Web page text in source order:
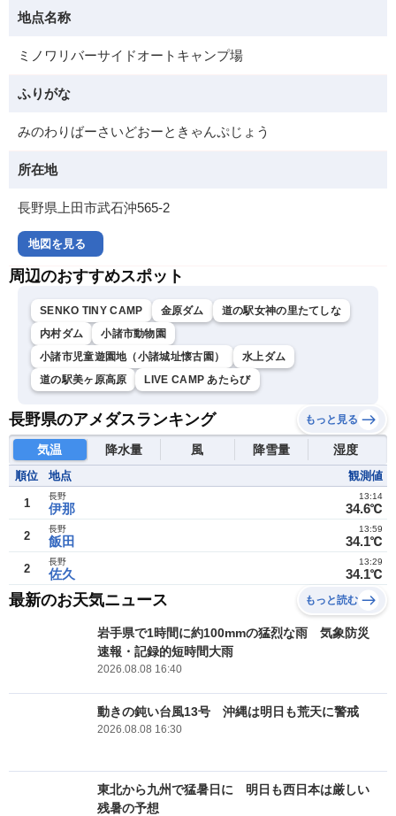
地点名称
ミノワリバーサイドオートキャンプ場
ふりがな
みのわりばーさいどおーときゃんぷじょう
所在地
長野県上田市武石沖565-2
地図を見る
周辺のおすすめスポット
SENKO TINY CAMP 金原ダム
道の駅女神の里たてしな
内村ダム
小諸市動物園
小諸市児童遊園地（小諸城址懐古園）
水上ダム
道の駅美ヶ原高原
LIVE CAMP あたらび
長野県のアメダスランキング もっと見る
気温 降水量 風 降雪量 湿度
順位 地点 観測値
1 伊那
長野
34.6℃
13:14
2 飯田
長野
34.1℃
13:59
2 佐久
長野
34.1℃
13:29
最新のお天気ニュース もっと読む
岩手県で1時間に約100mmの猛烈な雨 気象防災
速報・記録的短時間大雨
2026.08.08 16:40
動きの鈍い台風13号 沖縄は明日も荒天に警戒
2026.08.08 16:30
東北から九州で猛暑日に 明日も西日本は厳しい
残暑の予想